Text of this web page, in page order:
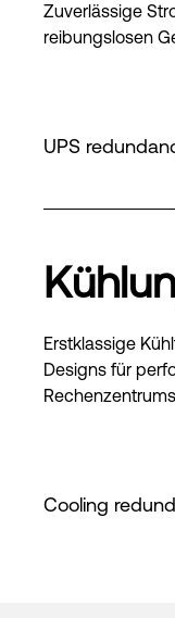
Zuverlässige
reibungslosen
UPS
Erstklassige
Designs für
Cooling